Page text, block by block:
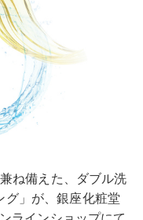
ね備えた、ダブル洗
グ」が、銀座化粧堂